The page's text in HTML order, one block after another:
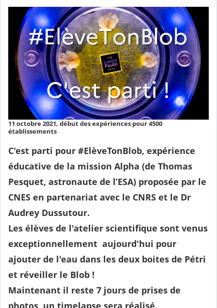
11 octobre 2021, début des expériences pour 4500
établissements
C'est parti pour #ElèveTonBlob, expérience
éducative de la mission Alpha (de Thomas
Pesquet, astronaute de l’ESA) proposée par le
CNES en partenariat avec le CNRS et le Dr
Audrey Dussutour.
Les élèves de l'atelier scientifique sont venus
exceptionnellement aujourd'hui pour
ajouter de l'eau dans les deux boites de Pétri
et réveiller le Blob !
Maintenant il reste 7 jours de prises de
photos, un timelapse sera réalisé.